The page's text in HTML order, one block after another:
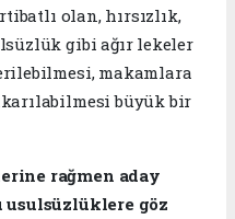
olan, hırsızlık,
gibi ağır lekeler
makamlara
büyük bir
rağmen aday
usulsüzlüklere göz